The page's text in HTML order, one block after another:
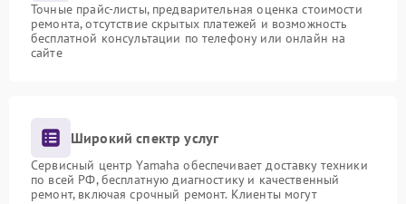
Точные прайс-листы, предварительная оценка стоимости
ремонта, отсутствие скрытых платежей и возможность
бесплатной консультации по телефону или онлайн на
сайте
Широкий спектр услуг
Сервисный центр Yamaha обеспечивает доставку техники
по всей РФ, бесплатную диагностику и качественный
ремонт, включая срочный ремонт. Клиенты могут